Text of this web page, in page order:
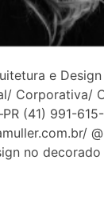
e
Corporativa/
(41) 991-
no